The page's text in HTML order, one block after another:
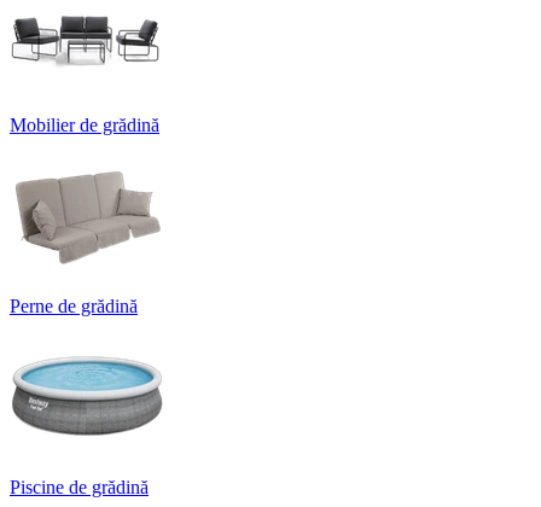
Mobilier de grădină
Perne de grădină
Piscine de grădină